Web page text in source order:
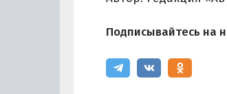
Подписывайтесь на